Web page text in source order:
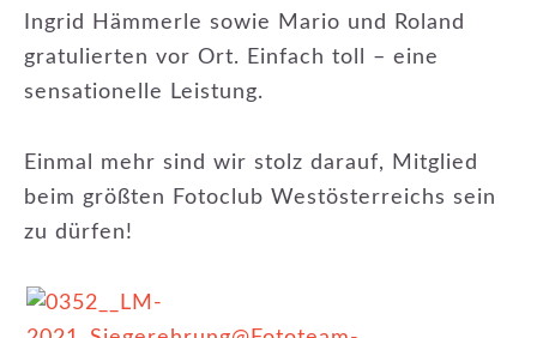
Ingrid Hämmerle sowie Mario und Roland
gratulierten vor Ort. Einfach toll – eine
sensationelle Leistung.
Einmal mehr sind wir stolz darauf, Mitglied
beim größten Fotoclub Westösterreichs sein
zu dürfen!